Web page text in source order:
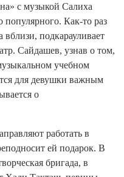
с музыкой Салиха
популярного. Как-то раз
вблизи, подкарауливает
Сайдашев, узнав о том,
учебном
для девушки важным
о
работать в
ей подарок. В
бригада, в